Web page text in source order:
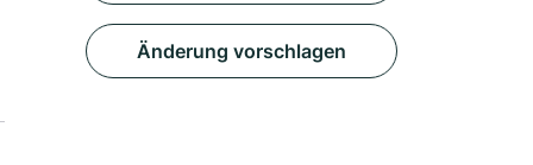
Änderung vorschlagen